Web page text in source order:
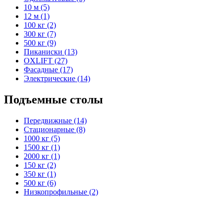
10 м (5)
12 м (1)
100 кг (2)
300 кг (7)
500 кг (9)
Пиканиски (13)
OXLIFT (27)
Фасадные (17)
Электрические (14)
Подъемные столы
Передвижные (14)
Стационарные (8)
1000 кг (5)
1500 кг (1)
2000 кг (1)
150 кг (2)
350 кг (1)
500 кг (6)
Низкопрофильные (2)